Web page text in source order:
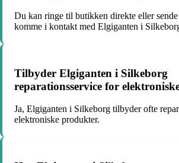
Du kan ringe til butikken direkte eller
komme i kontakt med Elgiganten i
Tilbyder Elgiganten i Silkeborg
reparationsservice for
Ja, Elgiganten i Silkeborg tilbyder ofte
elektroniske produkter.